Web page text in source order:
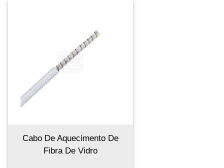
Cabo De Aquecimento De
Fibra De Vidro